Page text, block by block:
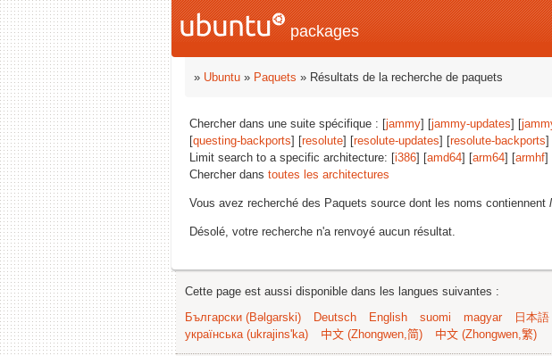
packages
» Ubuntu » Paquets » Résultats de la recherche de paquets
Chercher dans une suite spécifique : [jammy] [jammy-updates] [
[questing-backports] [resolute] [resolute-updates] [resolute-backports]
Limit search to a specific architecture: [i386] [amd64] [arm64] [armhf]
Chercher dans toutes les architectures
Vous avez recherché des Paquets source dont les noms contiennent
Désolé, votre recherche n'a renvoyé aucun résultat.
Cette page est aussi disponible dans les langues suivantes :
Български (Bəlgarski)
Deutsch English suomi magyar 日本
українська (ukrajins'ka)
中文 (Zhongwen,简) 中文 (Zhongwen,繁)